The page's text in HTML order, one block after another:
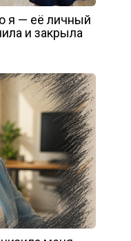
я — её личный
и закрыла